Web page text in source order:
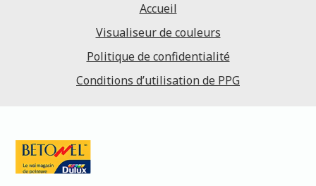
Accueil
Visualiseur de couleurs
Politique de confidentialité
Conditions d’utilisation de PPG